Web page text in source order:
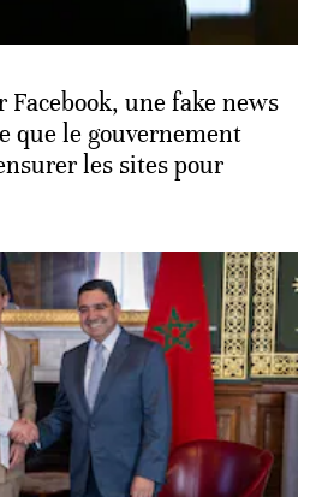
Facebook, une fake news
que le gouvernement
les sites pour